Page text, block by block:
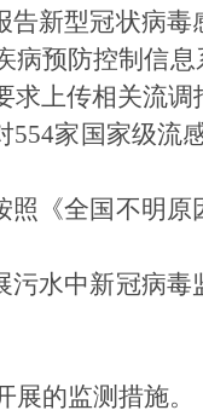
告新型冠状病毒
病预防控制信
上传相关流调
554家国家级流
《全国不明原
污水中新冠病毒
展的监测措施。